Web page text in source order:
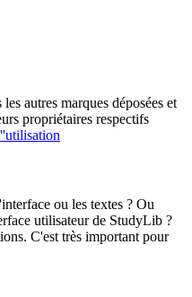
autres marques déposées et
propriétaires respectifs
ou les textes ? Ou
utilisateur de StudyLib ?
C'est très important pour